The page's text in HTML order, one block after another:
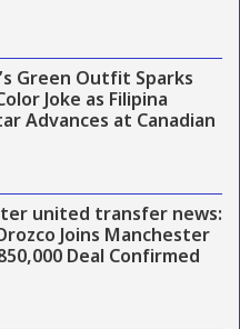
Green Outfit Sparks
Joke as Filipina
Advances at Canadian
united transfer news:
Joins Manchester
Deal Confirmed